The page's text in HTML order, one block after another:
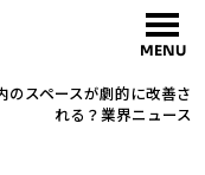
MENU
のスペースが劇的に改善さ
れる？業界ニュース